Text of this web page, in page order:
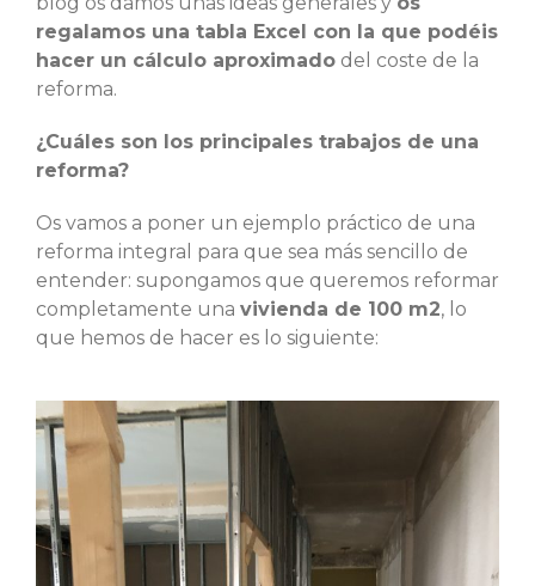
regalamos una tabla Excel con la que podéis
hacer un cálculo aproximado del coste de la
reforma.
¿Cuáles son los principales trabajos de una
reforma?
Os vamos a poner un ejemplo práctico de una
reforma integral para que sea más sencillo de
entender: supongamos que queremos reformar
completamente una vivienda de 100 m2, lo
que hemos de hacer es lo siguiente: